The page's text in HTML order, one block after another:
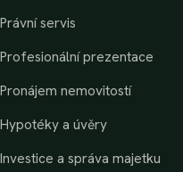
Právní servis
Profesionální prezentace
Pronájem nemovitostí
Hypotéky a úvěry
Investice a správa majetku